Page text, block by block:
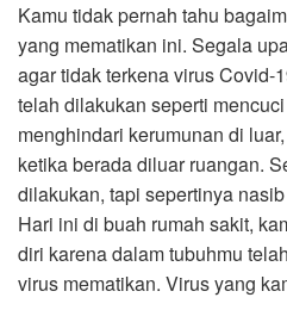
Kamu tidak pernah tahu
yang mematikan ini. Segala
agar tidak terkena virus Covid-
telah dilakukan seperti
menghindari kerumunan di
ketika berada diluar ruangan.
dilakukan, tapi sepertinya
Hari ini di buah rumah sakit,
diri karena dalam tubuhmu
virus mematikan. Virus yang